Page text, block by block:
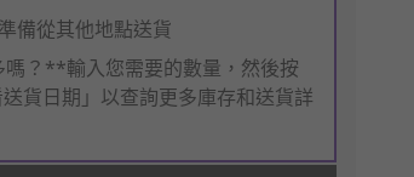
備從其他地點送貨
？**輸入您需要的數量，然後按
貨日期」以查詢更多庫存和送貨詳